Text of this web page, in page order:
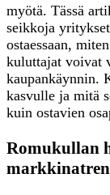
myötä. Tässä
seikkoja
ostaessaan,
kuluttajat voivat
kaupankäynnin.
kasvulle ja mitä
kuin ostavien
Romukullan